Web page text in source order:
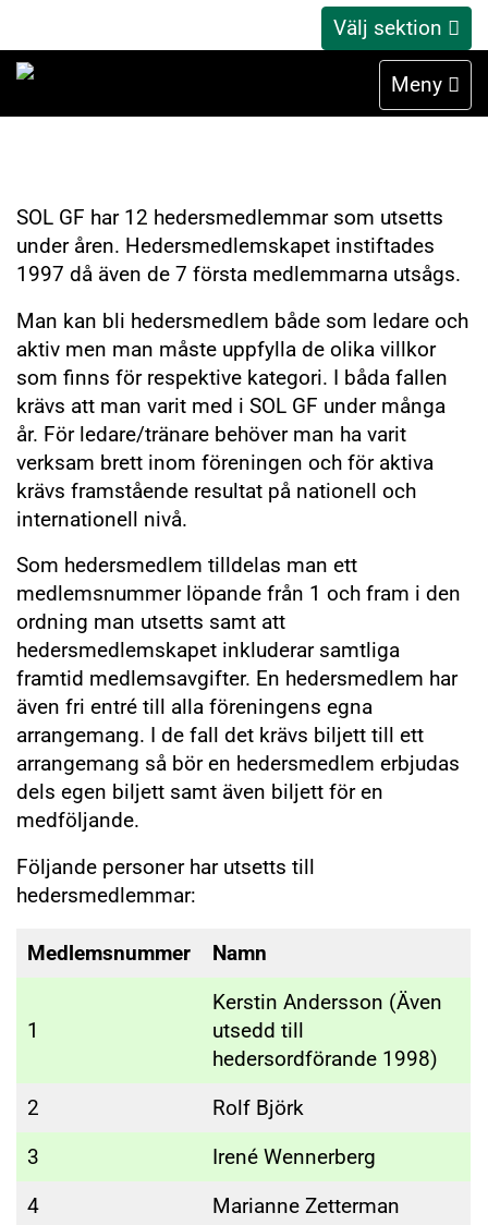
Välj sektion
Meny
Hedersmedlemmar
SOL GF har 12 hedersmedlemmar som utsetts
under åren. Hedersmedlemskapet instiftades
1997 då även de 7 första medlemmarna utsågs.
Man kan bli hedersmedlem både som ledare och
aktiv men man måste uppfylla de olika villkor
som finns för respektive kategori. I båda fallen
krävs att man varit med i SOL GF under många
år. För ledare/tränare behöver man ha varit
verksam brett inom föreningen och för aktiva
krävs framstående resultat på nationell och
internationell nivå.
Som hedersmedlem tilldelas man ett
medlemsnummer löpande från 1 och fram i den
ordning man utsetts samt att
hedersmedlemskapet inkluderar samtliga
framtid medlemsavgifter. En hedersmedlem har
även fri entré till alla föreningens egna
arrangemang. I de fall det krävs biljett till ett
arrangemang så bör en hedersmedlem erbjudas
dels egen biljett samt även biljett för en
medföljande.
Följande personer har utsetts till
hedersmedlemmar:
Medlemsnummer Namn
1
Kerstin Andersson (Även
utsedd till
hedersordförande 1998)
2 Rolf Björk
3 Irené Wennerberg
4 Marianne Zetterman